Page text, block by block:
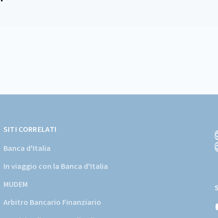
SITI CORRELATI
Banca d'Italia
In viaggio con la Banca d'Italia
MUDEM
Arbitro Bancario Finanziario